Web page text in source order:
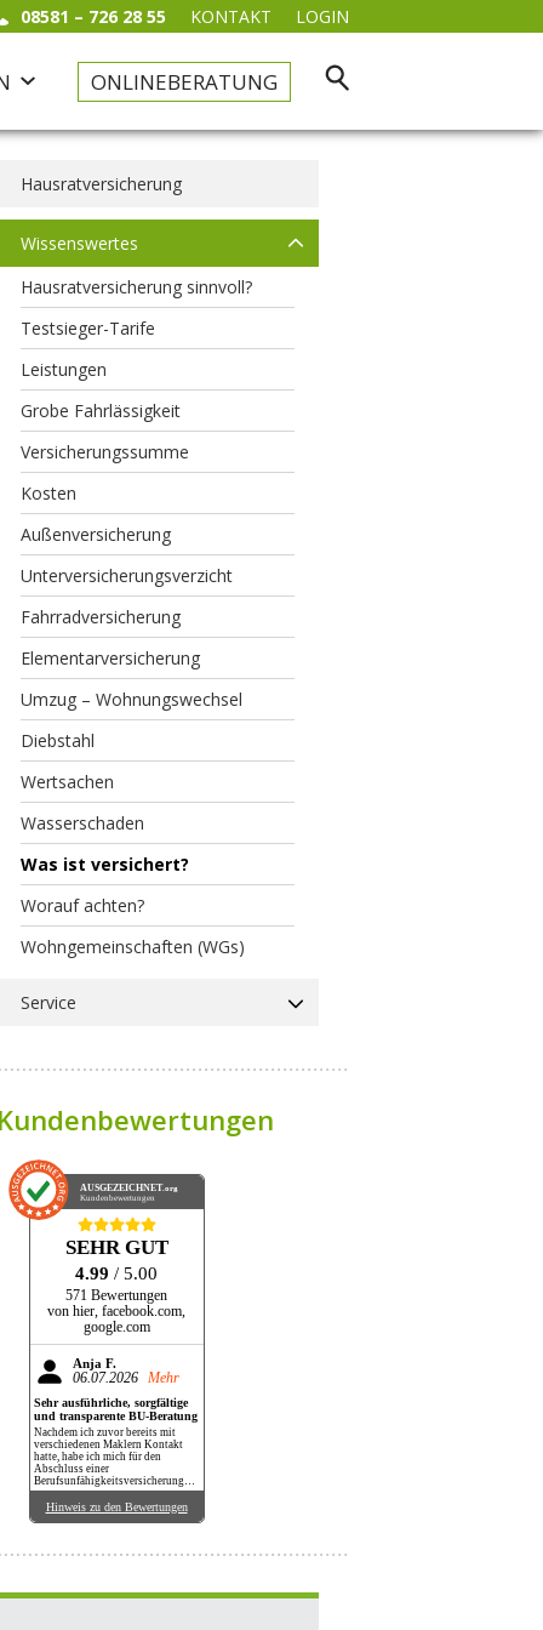
08581 – 726 28 55 KONTAKT LOGIN
ONLINEBERATUNG
Kfz & Haftpflicht
Kfz-Versicherung
Motorradversicherung
Haftpflichtversicherung
Tierhalterhaftpflicht
Hausratversicherung
Wissenswertes
Hausratversicherung sinnvoll?
Testsieger-Tarife
Leistungen
Grobe Fahrlässigkeit
Versicherungssumme
Kosten
Außenversicherung
Unterversicherungsverzicht
Fahrradversicherung
Elementarversicherung
Umzug – Wohnungswechsel
Diebstahl
Wertsachen
Wasserschaden
Was ist versichert?
Worauf achten?
Wohngemeinschaften (WGs)
Service
Kundenbewertungen
AUSGEZEICHNET .org
Kundenbewertungen
SEHR GUT
4.99 / 5.00
571 Bewertungen
von hier, facebook.com,
google.com
Anja F.
06.07.2026 Mehr
Sehr ausführliche, sorgfältige
und transparente BU-Beratung
Nachdem ich zuvor bereits mit
verschiedenen Maklern Kontakt
hatte, habe ich mich für den
Abschluss einer
Berufsunfähigkeitsversicherung
bei Herrn Maier entschieden.
Überzeugt hat mich seine sehr
sorgfältige und transparente
verschiedener Anbieter erhalten.
Unsicherheiten meinerseits hat
Hinweis zu den Bewertungen